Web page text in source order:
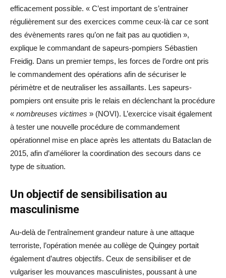
efficacement possible. « C’est important de s’entrainer
régulièrement sur des exercices comme ceux-là car ce sont
des évènements rares qu’on ne fait pas au quotidien »,
explique le commandant de sapeurs-pompiers Sébastien
Freidig. Dans un premier temps, les forces de l’ordre ont pris
le commandement des opérations afin de sécuriser le
périmètre et de neutraliser les assaillants. Les sapeurs-
pompiers ont ensuite pris le relais en déclenchant la procédure
« nombreuses victimes » (NOVI). L’exercice visait également
à tester une nouvelle procédure de commandement
opérationnel mise en place après les attentats du Bataclan de
2015, afin d’améliorer la coordination des secours dans ce
type de situation.
Un objectif de sensibilisation au
masculinisme
Au-delà de l’entraînement grandeur nature à une attaque
terroriste, l’opération menée au collège de Quingey portait
également d’autres objectifs. Ceux de sensibiliser et de
vulgariser les mouvances masculinistes, poussant à une